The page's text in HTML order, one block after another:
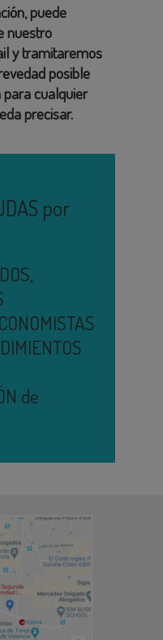
puede
nuestro
y tramitaremos
posible
para cualquier
precisar.
por
de